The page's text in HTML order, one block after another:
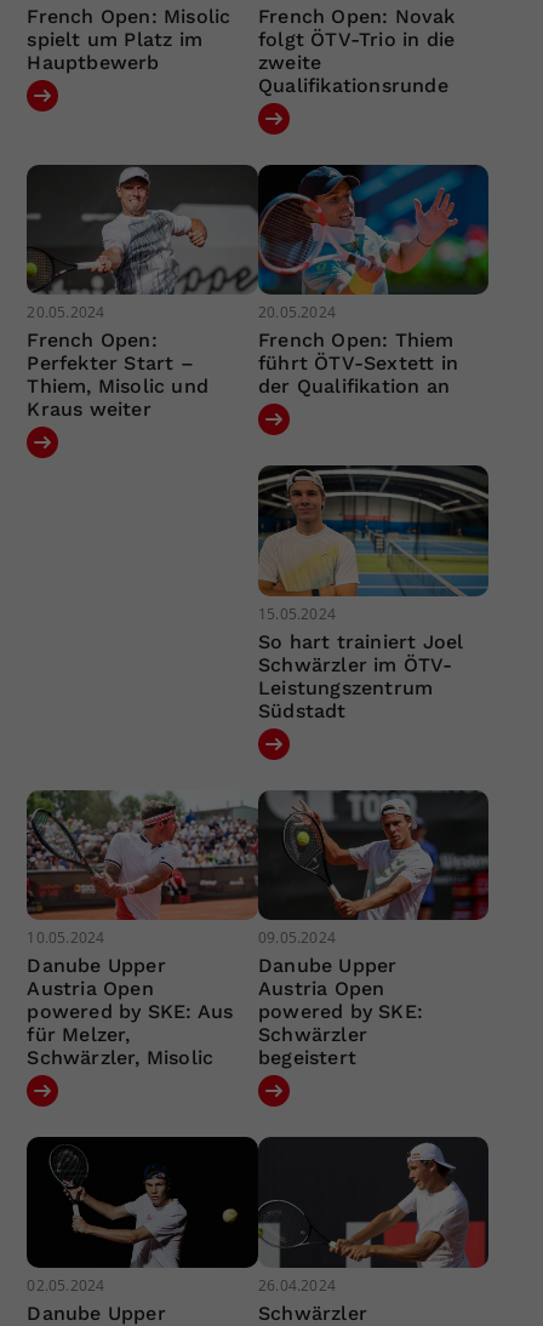
French Open: Misolic
spielt um Platz im
Hauptbewerb
French Open: Novak
folgt ÖTV-Trio in die
zweite
Qualifikationsrunde
20.05.2024
French Open:
Perfekter Start –
Thiem, Misolic und
Kraus weiter
20.05.2024
French Open: Thiem
führt ÖTV-Sextett in
der Qualifikation an
15.05.2024
So hart trainiert Joel
Schwärzler im ÖTV-
Leistungszentrum
Südstadt
10.05.2024
Danube Upper
Austria Open
powered by SKE: Aus
für Melzer,
Schwärzler, Misolic
09.05.2024
Danube Upper
Austria Open
powered by SKE:
Schwärzler
begeistert
02.05.2024
Danube Upper
26.04.2024
Schwärzler